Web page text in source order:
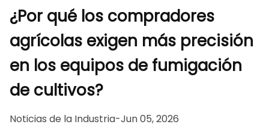
¿Por qué los compradores
agrícolas exigen más precisión
en los equipos de fumigación
de cultivos?
Noticias de la Industria-Jun 05, 2026